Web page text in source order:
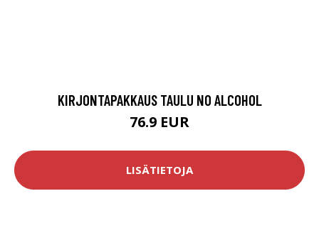
KIRJONTAPAKKAUS TAULU NO ALCOHOL
76.9 EUR
LISÄTIETOJA